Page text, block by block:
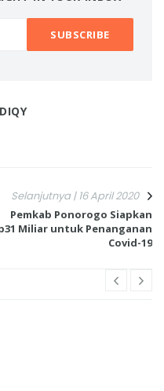
Selanjutnya | 16 April 2020
Pemkab Ponorogo Siapkan
Miliar untuk Penanganan
Covid-19